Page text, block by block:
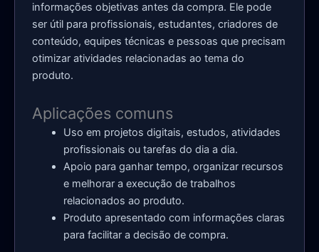
informações objetivas antes da compra. Ele pode
ser útil para profissionais, estudantes, criadores de
conteúdo, equipes técnicas e pessoas que precisam
otimizar atividades relacionadas ao tema do
produto.
Aplicações comuns
Uso em projetos digitais, estudos, atividades
profissionais ou tarefas do dia a dia.
Apoio para ganhar tempo, organizar recursos
e melhorar a execução de trabalhos
relacionados ao produto.
Produto apresentado com informações claras
para facilitar a decisão de compra.